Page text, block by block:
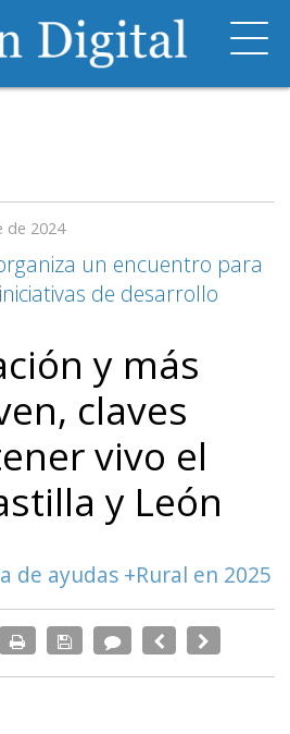
de 2024
un encuentro para
de desarrollo
y más
claves
vivo el
y León
de ayudas +Rural en 2025